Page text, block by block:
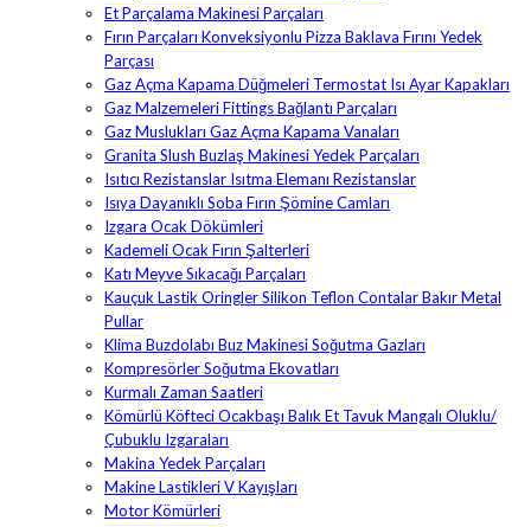
Et Parçalama Makinesi Parçaları
Fırın Parçaları Konveksiyonlu Pizza Baklava Fırını Yedek
Parçası
Gaz Açma Kapama Düğmeleri Termostat Isı Ayar Kapakları
Gaz Malzemeleri Fittings Bağlantı Parçaları
Gaz Muslukları Gaz Açma Kapama Vanaları
Granita Slush Buzlaş Makinesi Yedek Parçaları
Isıtıcı Rezistanslar Isıtma Elemanı Rezistanslar
Isıya Dayanıklı Soba Fırın Şömine Camları
Izgara Ocak Dökümleri
Kademeli Ocak Fırın Şalterleri
Katı Meyve Sıkacağı Parçaları
Kauçuk Lastik Oringler Silikon Teflon Contalar Bakır Metal
Pullar
Klima Buzdolabı Buz Makinesi Soğutma Gazları
Kompresörler Soğutma Ekovatları
Kurmalı Zaman Saatleri
Kömürlü Köfteci Ocakbaşı Balık Et Tavuk Mangalı Oluklu/
Çubuklu Izgaraları
Makina Yedek Parçaları
Makine Lastikleri V Kayışları
Motor Kömürleri